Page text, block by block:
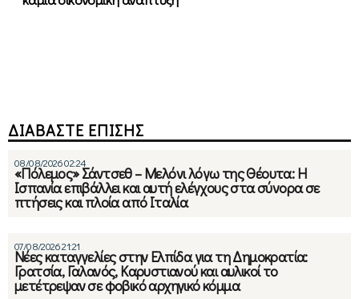
ΔΙΑΒΑΣΤΕ ΕΠΙΣΗΣ
08/08/2026 02:24
«Πόλεμος» Σάντσεθ – Μελόνι λόγω της Θέουτα: Η
Ισπανία επιβάλλει και αυτή ελέγχους στα σύνορα σε
πτήσεις και πλοία από Ιταλία
07/08/2026 21:21
Νέες καταγγελίες στην Ελπίδα για τη Δημοκρατία:
Γρατσία, Γαλανός, Καρυστιανού και αυλικοί το
μετέτρεψαν σε φοβικό αρχηγικό κόμμα